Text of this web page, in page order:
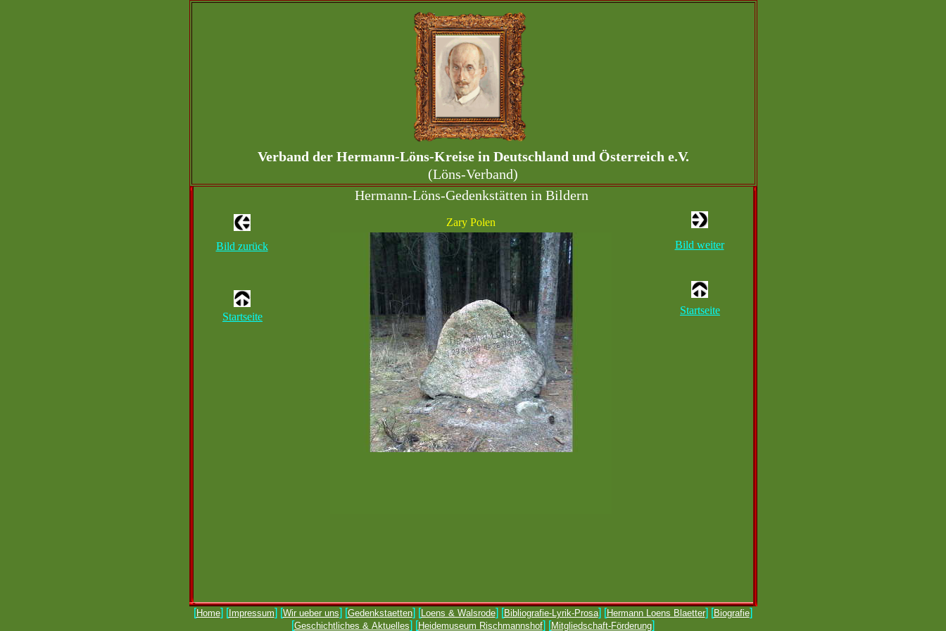
Verband der Hermann-Löns-Kreise in Deutschland und Österreich e.V.
(Löns-Verband)
Bild zurück
Startseite
Hermann-Löns-Gedenkstätten in Bildern
Zary Polen
Bild weiter
Startseite
[Home] [ Impressum] [Wir ueber uns] [Gedenkstaetten] [Loens & Walsrode] [Bibliografie-Lyrik-Prosa] [Hermann Loens Blaetter] [Biografie]
[Geschichtliches & Aktuelles] [Heidemuseum Rischmannshof] [Mitgliedschaft-Förderung]